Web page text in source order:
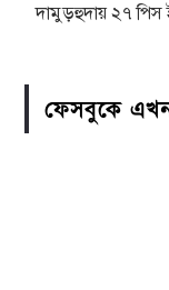
দামুড়হুদায় ২৭ পিস
ফেসবুকে